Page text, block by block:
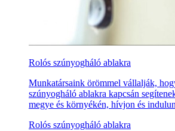
Rolós szúnyogháló ablakra
Munkatársaink örömmel vállalják,
szúnyogháló ablakra kapcsán
megye és környékén, hívjon és
Rolós szúnyogháló ablakra